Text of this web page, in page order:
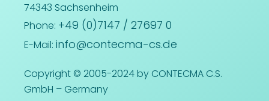
74343 Sachsenheim
Phone: +49 (0)7147 / 27697 0
E-Mail: info@contecma-cs.de
Copyright © 2005-2024 by CONTECMA C.S.
GmbH – Germany